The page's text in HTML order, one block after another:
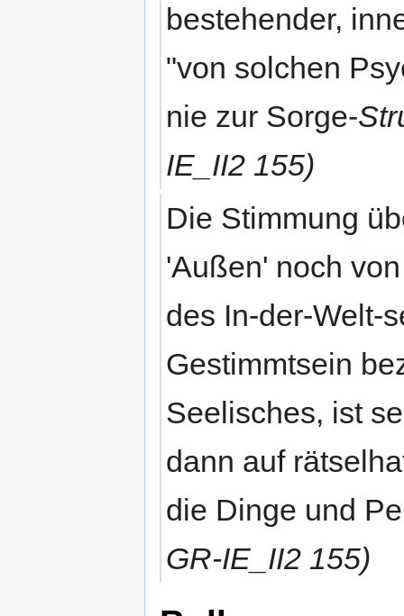
bestehender,
"von solchen
nie zur Sorge-
IE_II2 155)
Die Stimmung
'Außen' noch
des In-der-Welt-
Gestimmtsein
Seelisches, ist
dann auf
die Dinge und
GR-IE_II2 155)